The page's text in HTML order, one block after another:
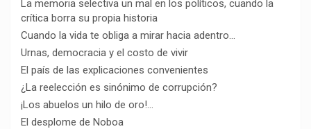
La memoria selectiva un mal en los políticos, cuando la
crítica borra su propia historia
Cuando la vida te obliga a mirar hacia adentro…
Urnas, democracia y el costo de vivir
El país de las explicaciones convenientes
¿La reelección es sinónimo de corrupción?
¡Los abuelos un hilo de oro!…
El desplome de Noboa